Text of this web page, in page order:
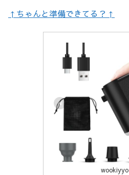
↑ちゃんと準備できてる？↑
wookiyyo